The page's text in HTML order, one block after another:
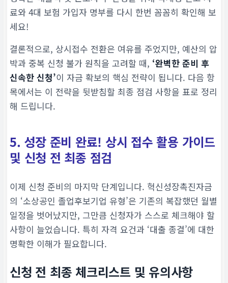
료와 4대 보험 가입자 명부를 다시 한번 꼼꼼히 확인해 보
세요!
결론적으로, 상시접수 전환은 여유를 주었지만, 예산의 압
박과 중복 신청 불가 원칙을 고려할 때, ‘완벽한 준비 후
신속한 신청’이 자금 확보의 핵심 전략이 됩니다. 다음 항
목에서는 이 전략을 뒷받침할 최종 점검 사항을 표로 정리
해 드립니다.
5. 성장 준비 완료! 상시 접수 활용 가이드
및 신청 전 최종 점검
이제 신청 준비의 마지막 단계입니다. 혁신성장촉진자금
의 ‘소상공인 졸업후보기업 유형’은 기존의 복잡했던 월별
일정을 벗어났지만, 그만큼 신청자가 스스로 체크해야 할
사항이 늘었습니다. 특히 자격 요건과 ‘대출 종결’에 대한
명확한 이해가 필요합니다.
신청 전 최종 체크리스트 및 유의사항